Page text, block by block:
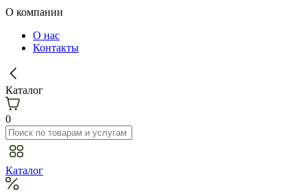
О компании
О нас
Контакты
Каталог
0
Каталог